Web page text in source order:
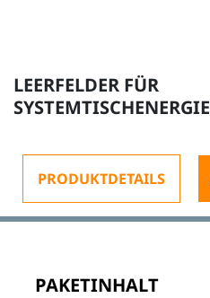
LEERFELDER FÜR
PRODUKTDETAILS
PAKETINHALT